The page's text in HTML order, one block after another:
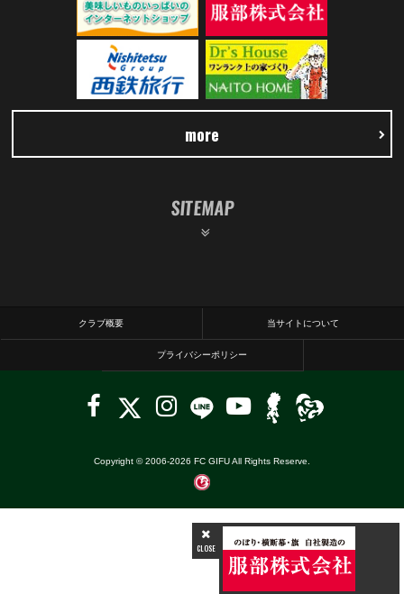
more
SITEMAP
クラブ概要 当サイトについて
プライバシーポリシー
Copyright © 2006-2026 FC GIFU All Rights Reserve.
CLOSE